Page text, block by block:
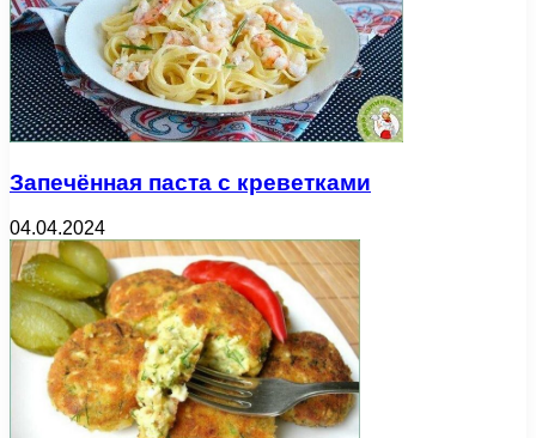
Запечённая паста с креветками
04.04.2024